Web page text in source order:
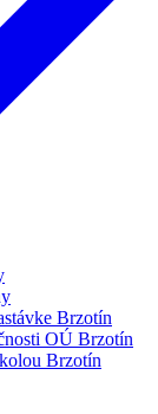
Brzotín
OÚ Brzotín
Brzotín